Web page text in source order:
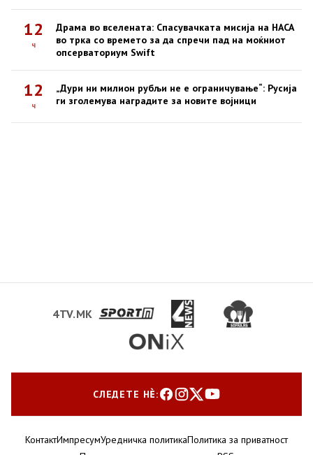
12
ч
Драма во вселената: Спасувачката мисија на НАСА
во трка со времето за да спречи пад на моќниот
опсерваториум Swift
12
ч
„Дури ни милион рубљи не е ограничување“: Русија
ги зголемува наградите за новите војници
4TV.MK
СЛЕДЕТЕ НЀ:
КонтактИмпресумУредничка политикаПолитика за приватност